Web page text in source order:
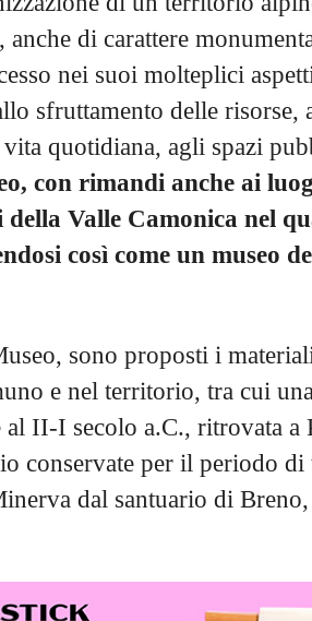
di carattere
nei suoi molteplici
sfruttamento delle risorse,
quotidiana, agli spazi
con rimandi anche ai
Valle Camonica nel
così come un museo
sono proposti i
e nel territorio, tra cui
II-I secolo a.C., ritrovata a
conservate per il periodo di
dal santuario di